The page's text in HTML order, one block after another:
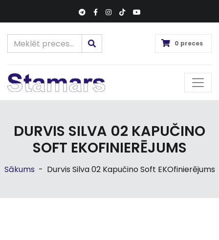
0 preces
DURVIS SILVA 02 KAPUČINO
SOFT EKOFINIERĒJUMS
Sākums - Durvis Silva 02 Kapučino Soft EKOfinierējums